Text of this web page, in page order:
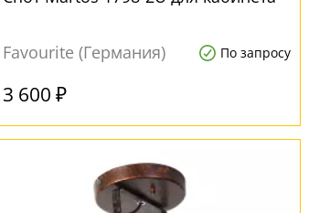
Favourite (Германия) По запросу
3 600 ₽